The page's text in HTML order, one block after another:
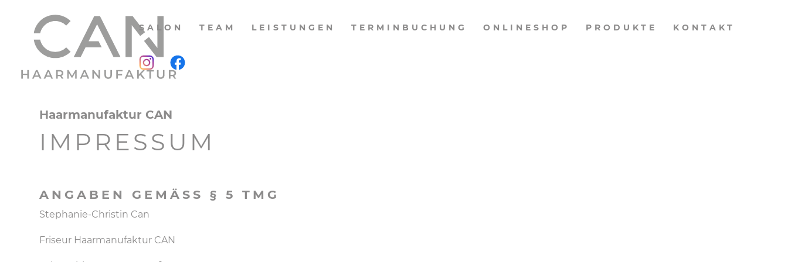
SALON TEAM LEISTUNGEN TERMINBUCHUNG ONLINESHOP PRODUKTE KONTAKT
Haarmanufaktur CAN
IMPRESSUM
ANGABEN GEMÄSS § 5 TMG
Stephanie-Christin Can
Friseur Haarmanufaktur CAN